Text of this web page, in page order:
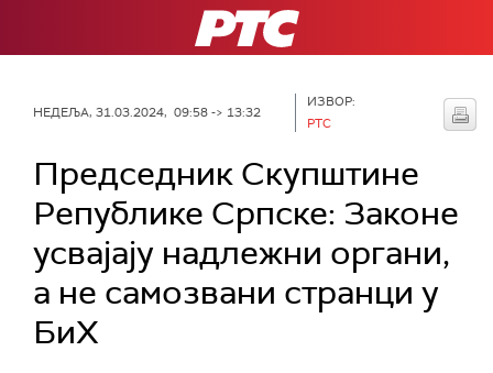
РТС
НЕДЕЉА, 31.03.2024, 09:58 -> 13:32
ИЗВОР:
РТС
Председник Скупштине
Републике Српске: Законе
усвајају надлежни органи,
а не самозвани странци у
БиХ